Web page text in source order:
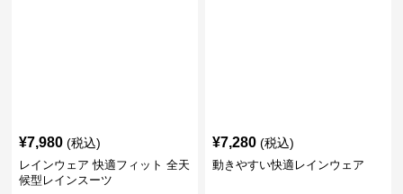
¥7,980 (税込)
レインウェア 快適フィット 全天
候型レインスーツ
¥7,280 (税込)
動きやすい快適レインウェア